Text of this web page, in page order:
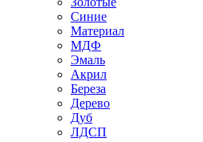
Синие
Материал
МДФ
Эмаль
Акрил
Береза
Дерево
Дуб
ЛДСП